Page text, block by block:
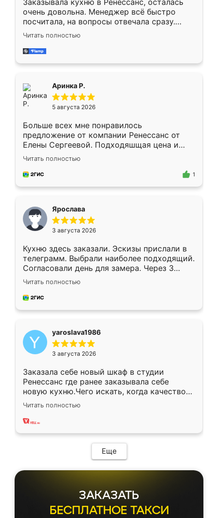
Заказывала кухню в Ренессанс, осталась
очень довольна. Менеджер всё быстро
посчитала, на вопросы отвечала сразу.
Замерщик приехал в субботу, подошёл к
делу со всей ответственностью. Собрали
за день, ребята работали аккуратно, даже
Читать полностью
Аринка Р.
5 августа 2026
Больше всех мне понравилось
предложение от компании Ренессанс от
Елены Сергеевой. Подходяшщая цена и
короткие сроки изготовления. Приехавший
для замера сотрудник Владислав
предложил по моему эскизу самый
Читать полностью
1
Ярослава
3 августа 2026
Кухню здесь заказали. Эскизы прислали в
телеграмм. Выбрали наиболее подходящий.
Согласовали день для замера. Через 3
недели кухня была уже готова. Остались
довольны работой. Спасибо Ренессанс
мебель за качественную работу!
Читать полностью
yaroslava1986
3 августа 2026
Заказала себе новый шкаф в студии
Ренессанс где ранее заказывала себе
новую кухню.Чего искать, когда качеством
вполне довольна. Служит кухня уже почти
два года, нареканий нет.
Читать полностью
Еще
ЗАКАЗАТЬ
БЕСПЛАТНОЕ ТАКСИ